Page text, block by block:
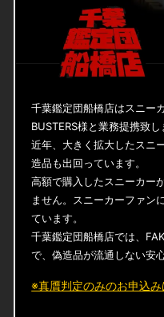
千葉鑑定団船橋店はスニー
BUSTERS様と業務提携致し
近年、大きく拡大したスニ
造品も出回っています。
高額で購入したスニーカー
ません。スニーカーファン
ています。
千葉鑑定団船橋店では、
で、偽造品が流通しない安
※真贋判定のみのお申込み